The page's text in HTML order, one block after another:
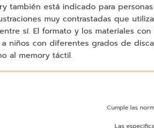
también está indicado para
muy contrastadas que
sí. El formato y los materiales
niños con diferentes grados de
al memory táctil.
Cumple las
Las